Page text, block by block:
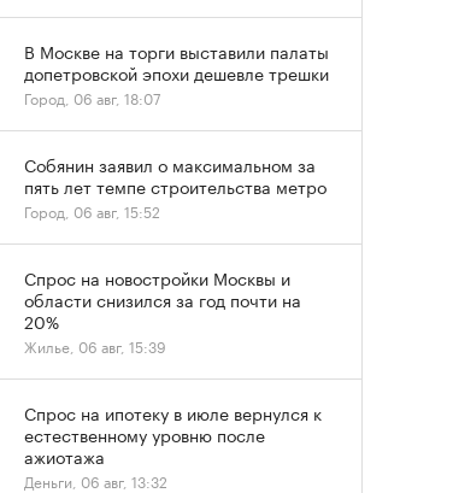
В Москве на торги выставили палаты
допетровской эпохи дешевле трешки
Город, 06 авг, 18:07
Собянин заявил о максимальном за
пять лет темпе строительства метро
Город, 06 авг, 15:52
Спрос на новостройки Москвы и
области снизился за год почти на
20%
Жилье, 06 авг, 15:39
Спрос на ипотеку в июле вернулся к
естественному уровню после
ажиотажа
Деньги, 06 авг, 13:32